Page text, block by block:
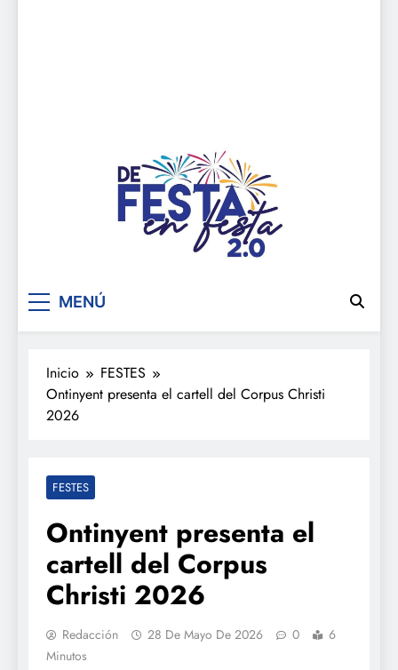
De festa en festa 2.0
MENÚ
Inicio
FESTES
Ontinyent presenta el cartell del Corpus Christi
2026
FESTES
Ontinyent presenta el
cartell del Corpus
Christi 2026
Redacción 28 De Mayo De 2026 0
6
Minutos